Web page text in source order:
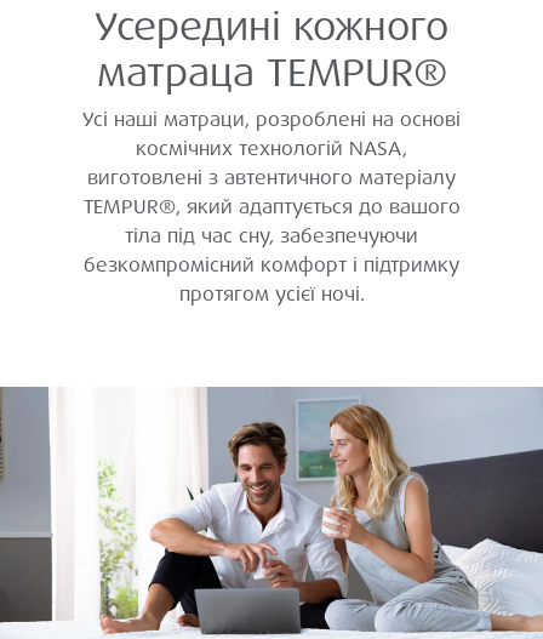
Усередині кожного
матраца TEMPUR®
Усі наші матраци, розроблені на основі
космічних технологій NASA,
виготовлені з автентичного матеріалу
TEMPUR®, який адаптується до вашого
тіла під час сну, забезпечуючи
безкомпромісний комфорт і підтримку
протягом усієї ночі.